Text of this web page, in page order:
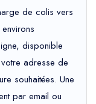
de colis vers
disponible
adresse de
souhaitées. Une
par email ou